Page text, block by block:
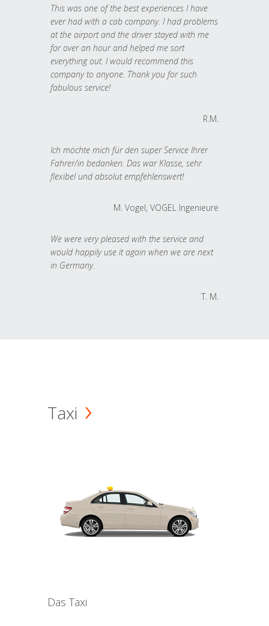
This was one of the best experiences I have
ever had with a cab company. I had problems
at the airport and the driver stayed with me
for over an hour and helped me sort
everything out. I would recommend this
company to anyone. Thank you for such
fabulous service!
R.M.
Ich möchte mich für den super Service Ihrer
Fahrer/in bedanken. Das war Klasse, sehr
flexibel und absolut empfehlenswert!
M. Vogel, VOGEL Ingenieure
We were very pleased with the service and
would happily use it again when we are next
in Germany.
T. M.
Taxi
Das Taxi